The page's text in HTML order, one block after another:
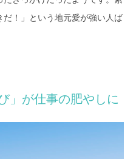
！」という地元愛が強い人ば
」が仕事の肥やしに